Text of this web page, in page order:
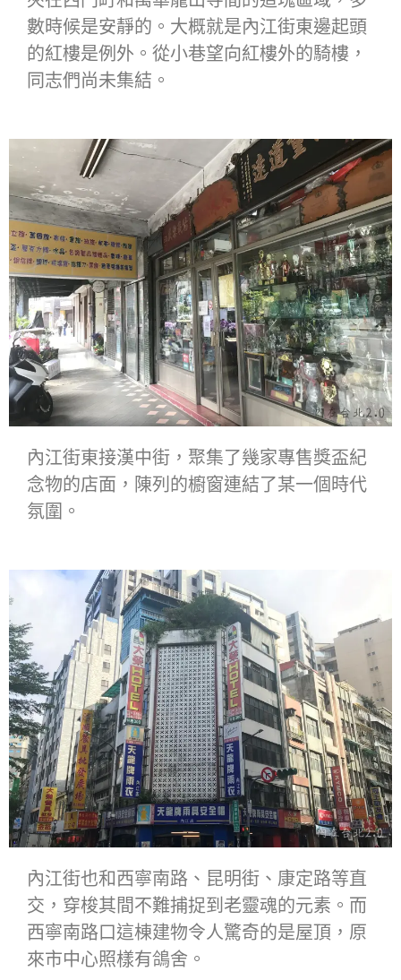
數時候是安靜的。大概就是內江街東邊起頭
的紅樓是例外。從小巷望向紅樓外的騎樓，
同志們尚未集結。
內江街東接漢中街，聚集了幾家專售獎盃紀
念物的店面，陳列的櫥窗連結了某一個時代
氛圍。
內江街也和西寧南路、昆明街、康定路等直
交，穿梭其間不難捕捉到老靈魂的元素。而
西寧南路口這棟建物令人驚奇的是屋頂，原
來市中心照樣有鴿舍。